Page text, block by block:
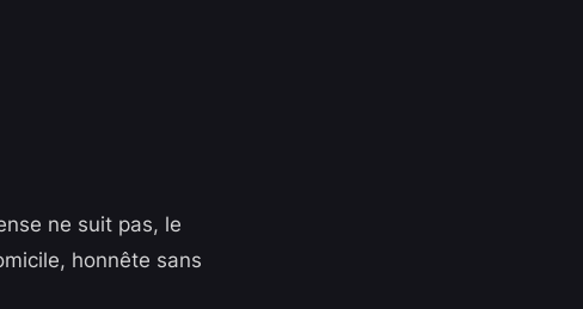
ne suit pas, le
honnête sans